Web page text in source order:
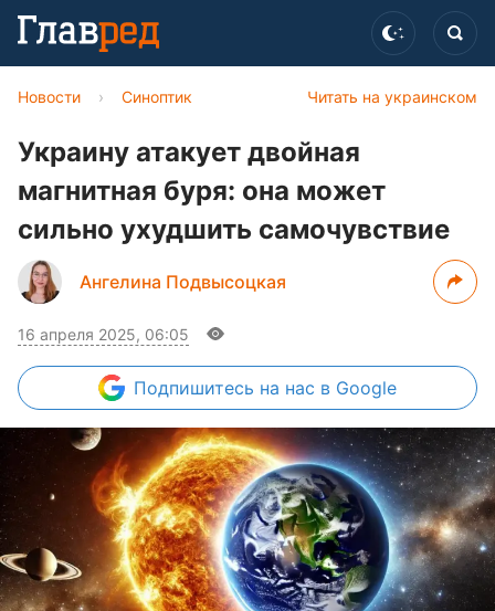
Читать на украинском
Новости › Синоптик
Украину атакует двойная
магнитная буря: она может
сильно ухудшить самочувствие
Ангелина Подвысоцкая
16 апреля 2025, 06:05
Подпишитесь на нас в Google